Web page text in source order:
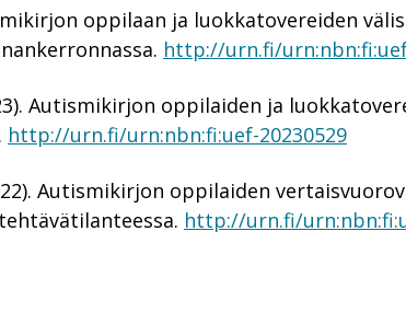
oppilaan ja luokkatovereiden
http://urn.fi/
Autismikirjon oppilaiden ja
http://urn.fi/urn:nbn:fi:uef-20230529
Autismikirjon oppilaiden
http://urn.fi/